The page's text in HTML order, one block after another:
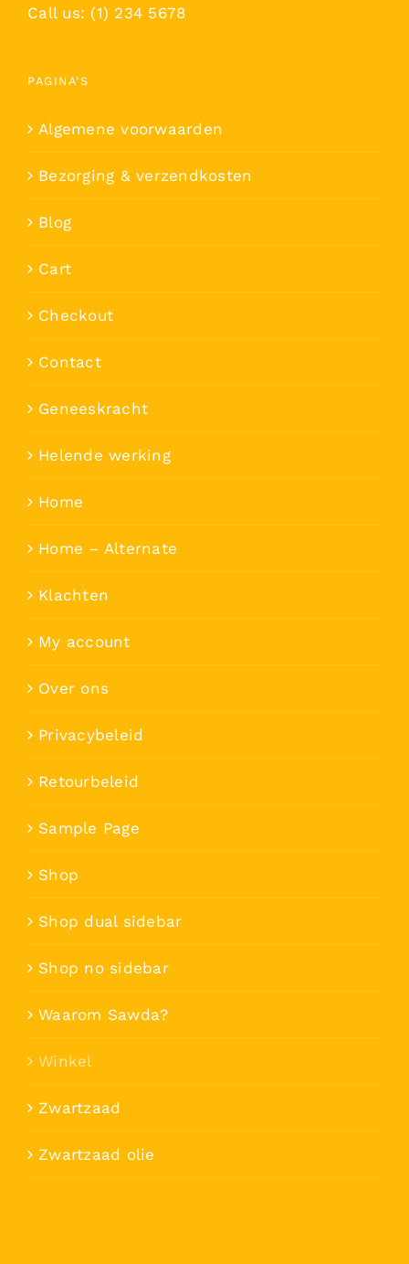
Call us: (1) 234 5678
PAGINA’S
Algemene voorwaarden
Bezorging & verzendkosten
Blog
Cart
Checkout
Contact
Geneeskracht
Helende werking
Home
Home – Alternate
Klachten
My account
Over ons
Privacybeleid
Retourbeleid
Sample Page
Shop
Shop dual sidebar
Shop no sidebar
Waarom Sawda?
Winkel
Zwartzaad
Zwartzaad olie